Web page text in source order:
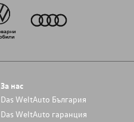
За нас
Das WeltAuto България
Das WeltAuto гаранция